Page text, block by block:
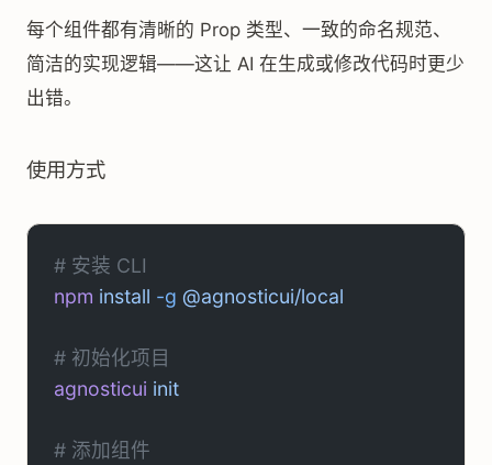
每个组件都有清晰的 Prop 类型、一致的命名规范、
简洁的实现逻辑——这让 AI 在生成或修改代码时更少
出错。
使用方式
# 安装 CLI
npm install -g @agnosticui/local
# 初始化项目
agnosticui init
# 添加组件